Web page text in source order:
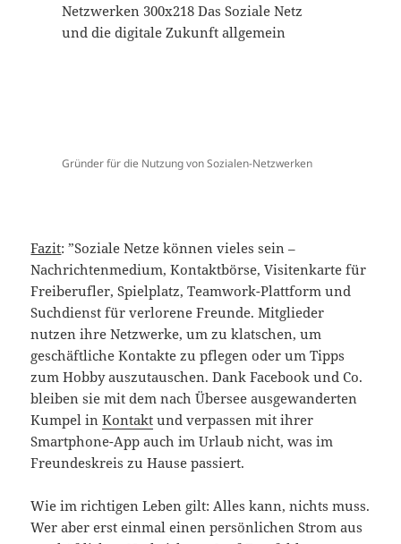
Gründer für die Nutzung von Sozialen-Netzwerken
Fazit: ”Soziale Netze können vieles sein –
Nachrichtenmedium, Kontaktbörse, Visitenkarte für
Freiberufler, Spielplatz, Teamwork-Plattform und
Suchdienst für verlorene Freunde. Mitglieder
nutzen ihre Netzwerke, um zu klatschen, um
geschäftliche Kontakte zu pflegen oder um Tipps
zum Hobby auszutauschen. Dank Facebook und Co.
bleiben sie mit dem nach Übersee ausgewanderten
Kumpel inKontakt und verpassen mit ihrer
Smartphone-App auch im Urlaub nicht, was im
Freundeskreis zu Hause passiert.
Wie im richtigen Leben gilt: Alles kann, nichts muss.
Wer aber erst einmal einen persönlichen Strom aus